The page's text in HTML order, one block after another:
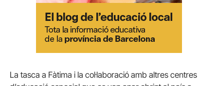
La tasca a Fàtima i la col·laboració amb altres centres